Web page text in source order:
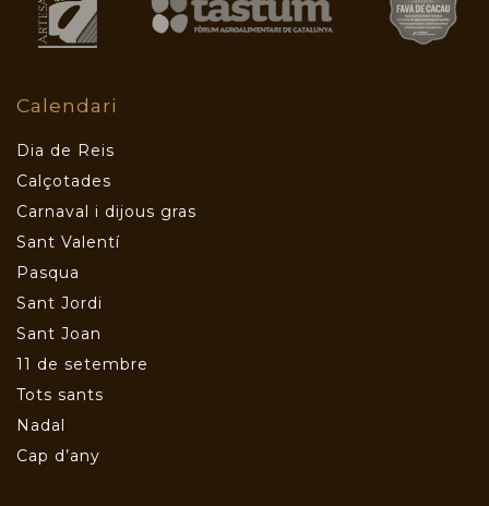
Calendari
Dia de Reis
Calçotades
Carnaval i dijous gras
Sant Valentí
Pasqua
Sant Jordi
Sant Joan
11 de setembre
Tots sants
Nadal
Cap d’any